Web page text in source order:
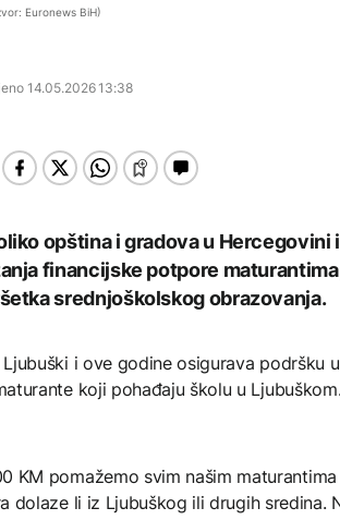
minimuma,
ukazana Hitna
u Gradišci blizu
minimuma,
koji su
migrante iz
u posljednje tri
Hormuškim
neće biti
do
sporazuma s
presuda protiv
zbog ugrožavanja
dolara
pijesak prijete
radi na novom
Euronews BiH)
14.05.2026 13:38
opština i gradova u
financijske potpore
srednjoškolskog obrazovanja.
Ljubuški i ove godine osigurava podršku
koji pohađaju školu u Ljubuškom.
KM pomažemo svim našim
dolaze li iz Ljubuškog ili drugih sredina.